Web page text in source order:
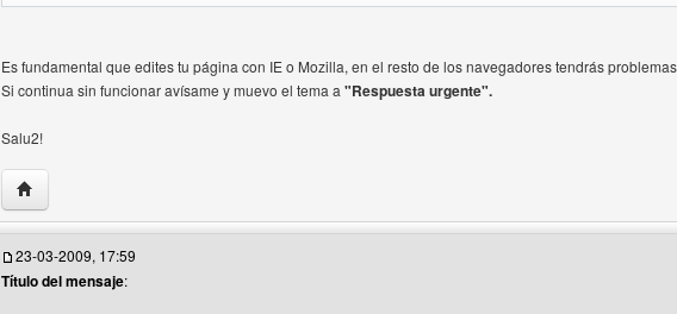
Es fundamental que edites tu página con IE o Mozilla, en el resto de los navegadores tendrás
Si continua sin funcionar avísame y muevo el tema a "Respuesta urgente".
Salu2!
Visitar sitio web del autor: tokarg
23-03-2009, 17:59
Título del mensaje: